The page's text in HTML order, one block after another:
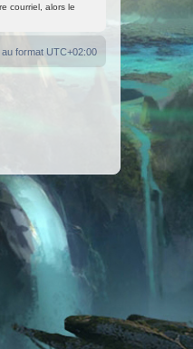
courriel, alors le
format UTC+02:00